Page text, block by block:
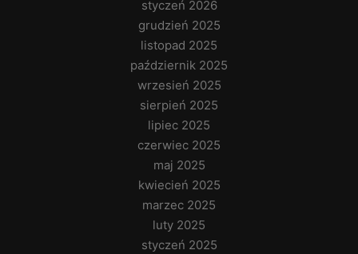
styczeń 2026
grudzień 2025
listopad 2025
październik 2025
wrzesień 2025
sierpień 2025
lipiec 2025
czerwiec 2025
maj 2025
kwiecień 2025
marzec 2025
luty 2025
styczeń 2025